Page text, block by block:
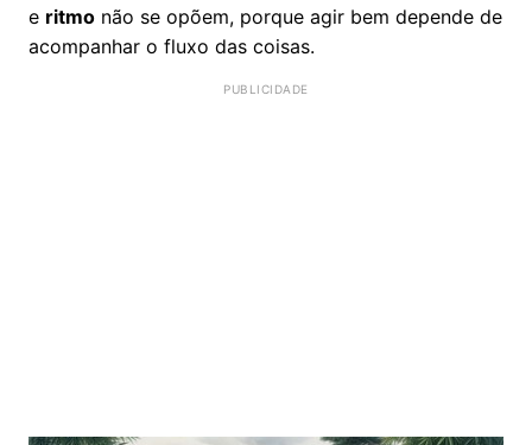
e ritmo não se opõem, porque agir bem depende de
acompanhar o fluxo das coisas.